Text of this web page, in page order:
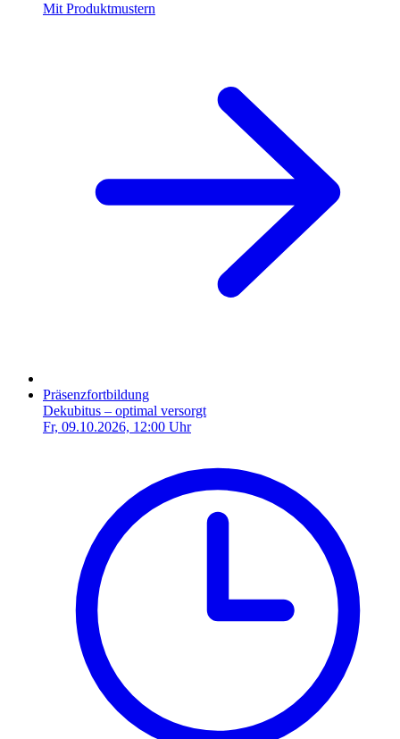
Mit Produktmustern
Präsenzfortbildung
Dekubitus – optimal versorgt
Fr, 09.10.2026, 12:00 Uhr